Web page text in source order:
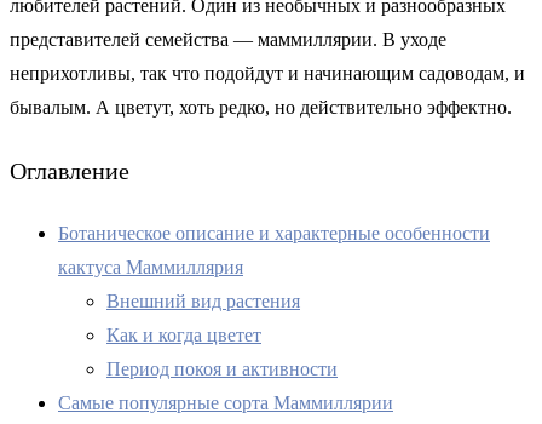
любителей растений. Один из необычных и разнообразных
представителей семейства — маммиллярии. В уходе
неприхотливы, так что подойдут и начинающим садоводам, и
бывалым. А цветут, хоть редко, но действительно эффектно.
Оглавление
Ботаническое описание и характерные особенности
кактуса Маммиллярия
Внешний вид растения
Как и когда цветет
Период покоя и активности
Самые популярные сорта Маммиллярии